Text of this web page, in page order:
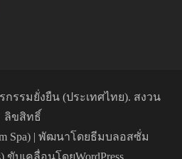
กรรมยั่งยืน (ประเทศไทย). สงวน
ลิขสิทธิ์
Spa) | พัฒนาโดยธีมบลอสซั่ม
.ขับเคลื่อนโดยWordPress.